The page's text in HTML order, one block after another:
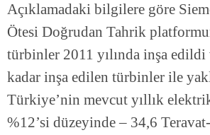
Açıklamadaki bilgilere göre
Ötesi Doğrudan Tahrik
türbinler 2011 yılında inşa
kadar inşa edilen türbinler ile
Türkiye’nin mevcut yıllık
%12’si düzeyinde – 34,6